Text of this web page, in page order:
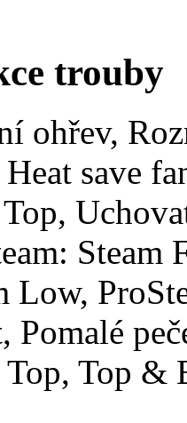
trouby
ohřev,
save
Steam
Low,
Pomalé
Top, Top &